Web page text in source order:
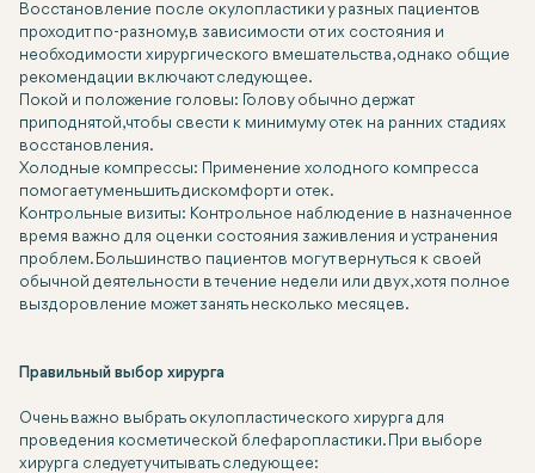
Восстановление после окулопластики у разных пациентов
проходит по-разному, в зависимости от их состояния и
необходимости хирургического вмешательства, однако общие
рекомендации включают следующее.
Покой и положение головы: Голову обычно держат
приподнятой, чтобы свести к минимуму отек на ранних стадиях
восстановления.
Холодные компрессы: Применение холодного компресса
помогает уменьшить дискомфорт и отек.
Контрольные визиты: Контрольное наблюдение в назначенное
время важно для оценки состояния заживления и устранения
проблем. Большинство пациентов могут вернуться к своей
обычной деятельности в течение недели или двух, хотя полное
выздоровление может занять несколько месяцев.
Правильный выбор хирурга
Очень важно выбрать окулопластического хирурга для
проведения косметической блефаропластики. При выборе
хирурга следует учитывать следующее: